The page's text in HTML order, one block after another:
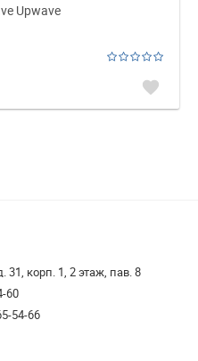
Upwave
favorite
31, корп. 1, 2 этаж, пав. 8
60
54-66